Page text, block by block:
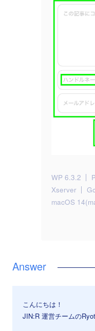
WP 6.3.2
Xserver
macOS
こんにちは！
JIN:R 運営チームの